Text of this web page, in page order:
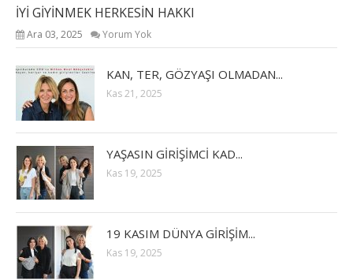
İYİ GİYİNMEK HERKESİN HAKKI
Ara 03, 2025 Yorum Yok
KAN, TER, GÖZYAŞI OLMADAN...
Kas 21, 2025
YAŞASIN GİRİŞİMCİ KAD...
Kas 19, 2025
19 KASIM DÜNYA GİRİŞİM...
Kas 19, 2025